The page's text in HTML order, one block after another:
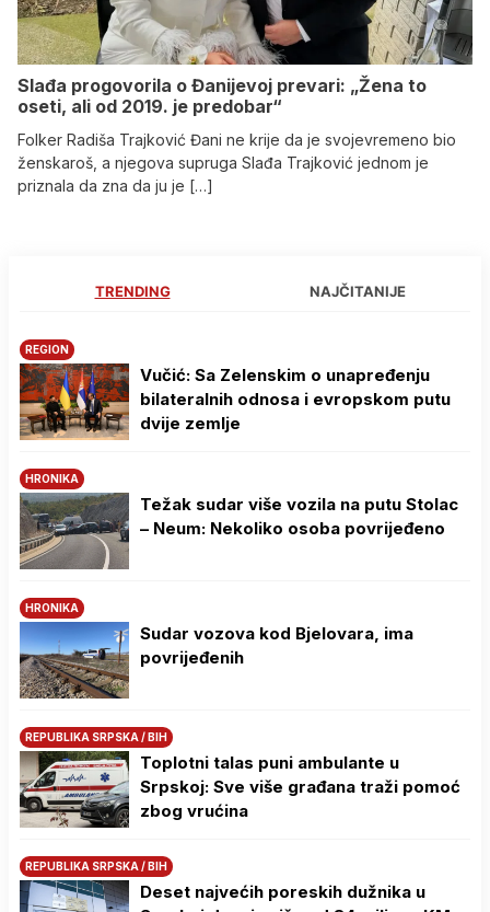
Slađa progovorila o Đanijevoj prevari: „Žena to
oseti, ali od 2019. je predobar“
Folker Radiša Trajković Đani ne krije da je svojevremeno bio
ženskaroš, a njegova supruga Slađa Trajković jednom je
priznala da zna da ju je […]
TRENDING NAJČITANIJE
REGION
Vučić: Sa Zelenskim o unapređenju
bilateralnih odnosa i evropskom putu
dvije zemlje
HRONIKA
Težak sudar više vozila na putu Stolac
– Neum: Nekoliko osoba povrijeđeno
HRONIKA
Sudar vozova kod Bjelovara, ima
povrijeđenih
REPUBLIKA SRPSKA / BIH
Toplotni talas puni ambulante u
Srpskoj: Sve više građana traži pomoć
zbog vrućina
REPUBLIKA SRPSKA / BIH
Deset najvećih poreskih dužnika u